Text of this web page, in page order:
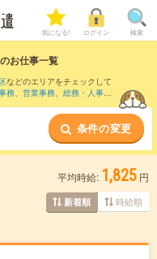
気になる! ログイン 検索
のお仕事一覧
などのエリアをチェックして
務、 営業事務、 総務・人事・
広報・宣伝・IRのお仕事と
条件の変更
平均時給: 1,825 円
新着順 時給順